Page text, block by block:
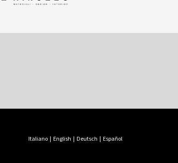
Italiano | English | Deutsch | Español